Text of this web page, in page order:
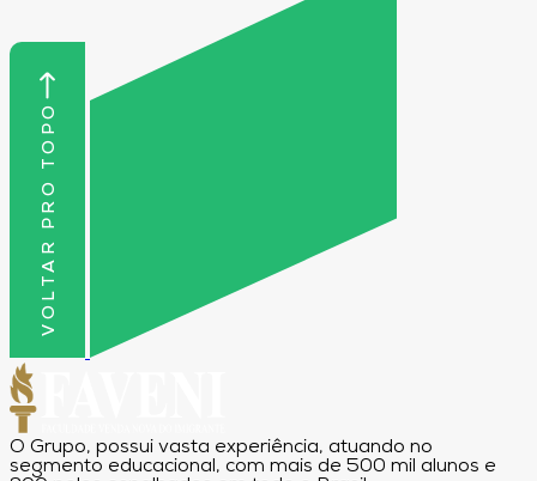
VOLTAR PRO TOPO
O Grupo, possui vasta experiência, atuando no
segmento educacional, com mais de 500 mil alunos e